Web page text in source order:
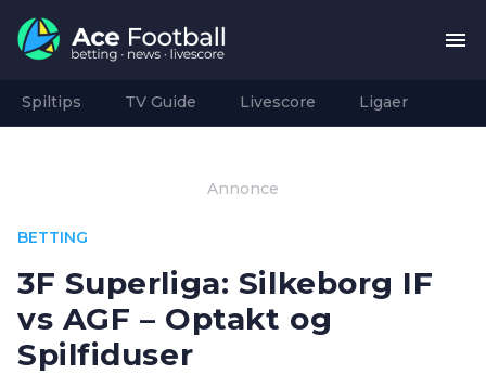
Spiltips TV Guide Livescore Ligaer
Annonce
BETTING
3F Superliga: Silkeborg IF
vs AGF – Optakt og
Spilfiduser